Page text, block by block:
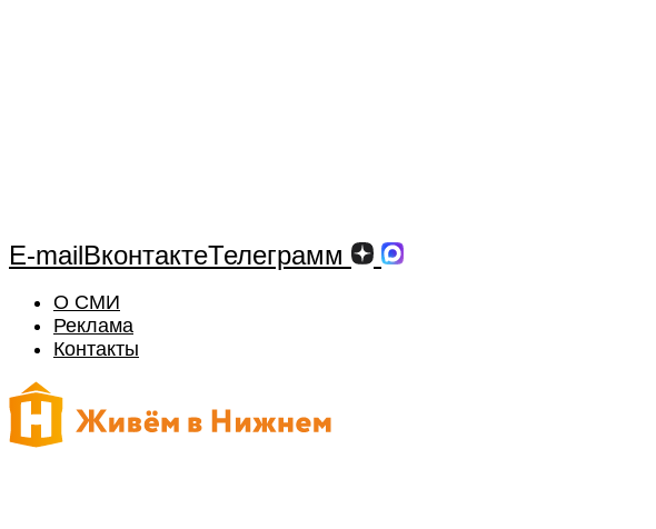
E-mailВконтактеТелеграмм
О СМИ
Реклама
Контакты